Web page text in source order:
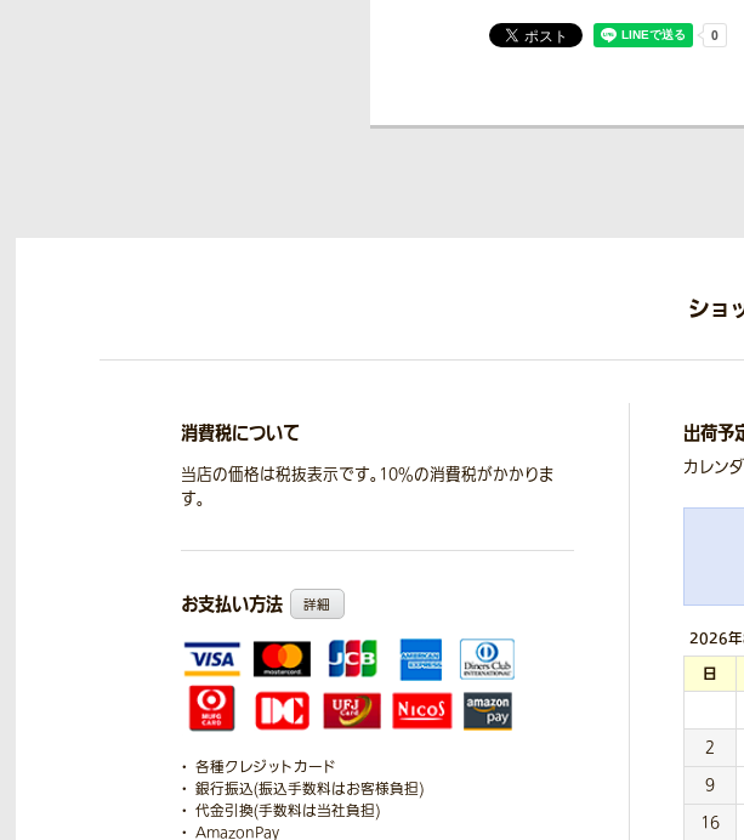
ショ
消費税について
当店の価格は税抜表示です。10％の消費税がかかりま
す。
お支払い方法 詳細
各種クレジットカード
銀行振込(振込手数料はお客様負担)
代金引換(手数料は当社負担)
AmazonPay
出荷予
カレン
2026年
日
2
9
16